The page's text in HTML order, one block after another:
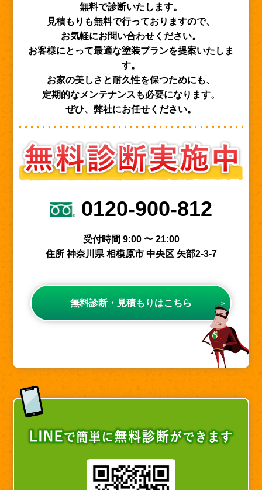
無料で診断いたします。
見積もりも無料で行っておりますので、
お気軽にお問い合わせください。
お客様にとって最適な塗装プランを提案いたしま
す。
お家の美しさと耐久性を保つためにも、
定期的なメンテナンスも必要になります。
ぜひ、弊社にお任せください。
0120-900-812
受付時間 9:00 〜 21:00
住所 神奈川県 相模原市 中央区 矢部2-3-7
無料診断・見積もりはこちら